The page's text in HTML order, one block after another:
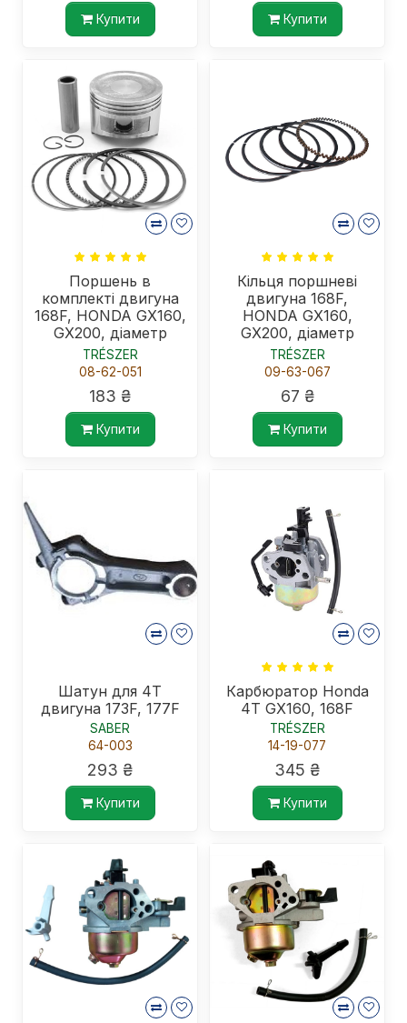
Купити Купити
Поршень в
комплекті двигуна
168F, HONDA GX160,
GX200, діаметр
68мм, стандартні
TRÉSZER
08-62-051
183 ₴
Купити
Кільця поршневі
двигуна 168F,
HONDA GX160,
GX200, діаметр
68мм, стандартні
TRÉSZER
09-63-067
67 ₴
Купити
Шатун для 4Т
двигуна 173F, 177F
SABER
64-003
293 ₴
Купити
Карбюратор Honda
4Т GX160, 168F
TRÉSZER
14-19-077
345 ₴
Купити